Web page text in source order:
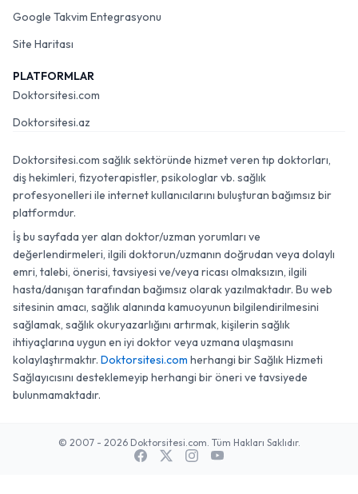
Google Takvim Entegrasyonu
Site Haritası
PLATFORMLAR
Doktorsitesi.com
Doktorsitesi.az
Doktorsitesi.com sağlık sektöründe hizmet veren tıp doktorları,
diş hekimleri, fizyoterapistler, psikologlar vb. sağlık
profesyonelleri ile internet kullanıcılarını buluşturan bağımsız bir
platformdur.
İş bu sayfada yer alan doktor/uzman yorumları ve
değerlendirmeleri, ilgili doktorun/uzmanın doğrudan veya dolaylı
emri, talebi, önerisi, tavsiyesi ve/veya ricası olmaksızın, ilgili
hasta/danışan tarafından bağımsız olarak yazılmaktadır. Bu web
sitesinin amacı, sağlık alanında kamuoyunun bilgilendirilmesini
sağlamak, sağlık okuryazarlığını artırmak, kişilerin sağlık
ihtiyaçlarına uygun en iyi doktor veya uzmana ulaşmasını
kolaylaştırmaktır. Doktorsitesi.com herhangi bir Sağlık Hizmeti
Sağlayıcısını desteklemeyip herhangi bir öneri ve tavsiyede
bulunmamaktadır.
© 2007 - 2026 Doktorsitesi.com. Tüm Hakları Saklıdır.